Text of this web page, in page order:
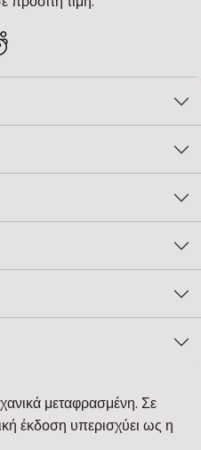
μεταφρασμένη. Σε
έκδοση υπερισχύει ως η